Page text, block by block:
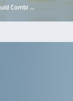
Combi …